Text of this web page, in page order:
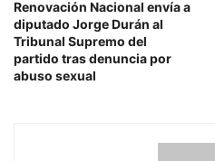
Renovación Nacional envía a
diputado Jorge Durán al
Tribunal Supremo del
partido tras denuncia por
abuso sexual